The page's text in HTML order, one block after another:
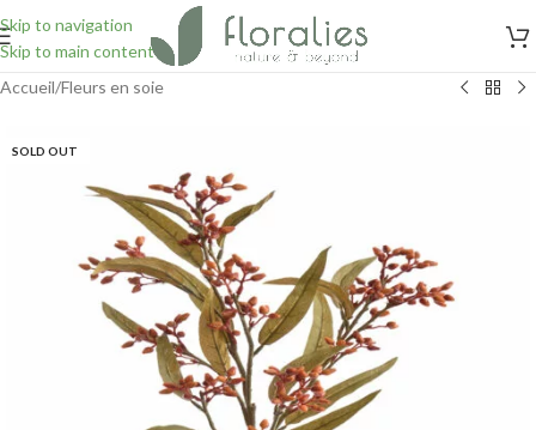
Skip to navigation
Skip to main content
Accueil/Fleurs en soie
SOLD OUT